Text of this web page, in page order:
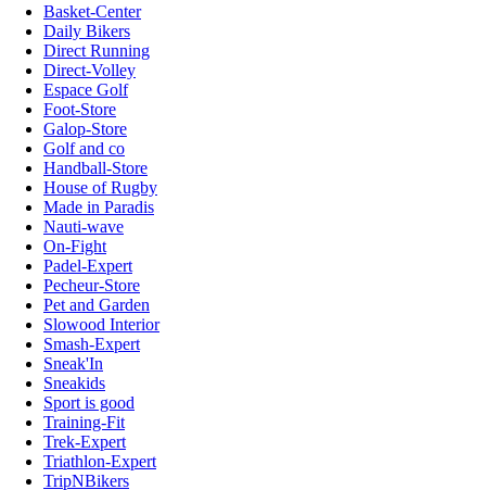
Basket-Center
Daily Bikers
Direct Running
Direct-Volley
Espace Golf
Foot-Store
Galop-Store
Golf and co
Handball-Store
House of Rugby
Made in Paradis
Nauti-wave
On-Fight
Padel-Expert
Pecheur-Store
Pet and Garden
Slowood Interior
Smash-Expert
Sneak'In
Sneakids
Sport is good
Training-Fit
Trek-Expert
Triathlon-Expert
TripNBikers